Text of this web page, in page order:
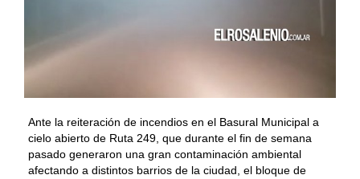
Ante la reiteración de incendios en el Basural Municipal a
cielo abierto de Ruta 249, que durante el fin de semana
pasado generaron una gran contaminación ambiental
afectando a distintos barrios de la ciudad, el bloque de